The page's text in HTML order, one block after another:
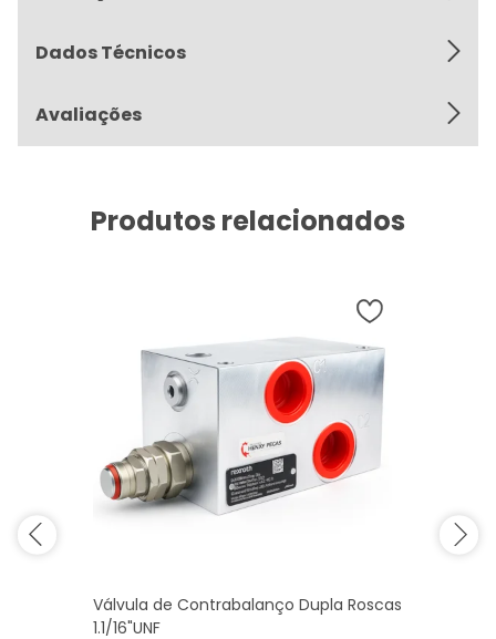
Dados Técnicos
Avaliações
Produtos relacionados
Válvula de Contrabalanço Dupla Roscas
1.1/16"UNF